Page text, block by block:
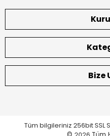
Bize
Tüm bilgileriniz 256bit SSL